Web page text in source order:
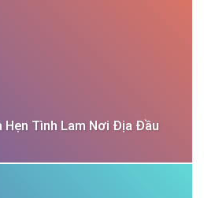
Hẹn Tình Lam Nơi Địa Đầu